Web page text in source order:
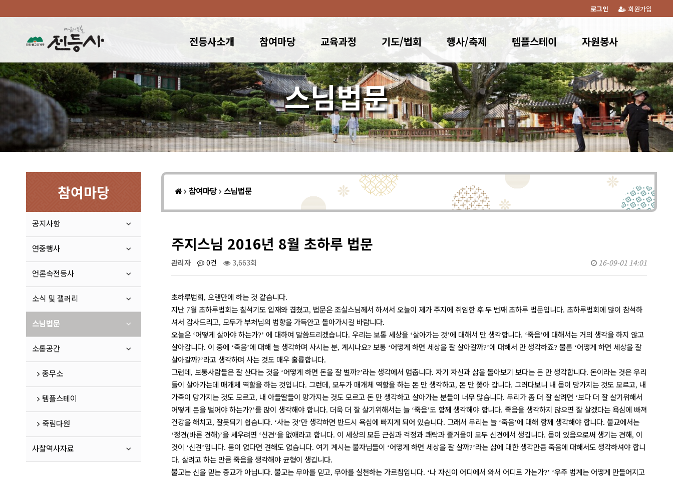
회원가입
로그인
전등사소개 참여마당 교육과정 기도/법회 행사/축제 템플스테이 자원봉사
스님법문
참여마당
공지사항
연중행사
언론속전등사
소식 및 갤러리
스님법문
소통공간
종무소
템플스테이
죽림다원
사찰역사자료
참여마당 스님법문
주지스님 2016년 8월 초하루 법문
관리자 0건 3,663회 16-09-01 14:01
초하루법회, 오랜만에 하는 것 같습니다.
지난 7월 초하루법회는 칠석기도 입재와 겹쳤고, 법문은 조실스님께서 하셔서 오늘이 제가 주지에 취임한 후 두 번째 초하루 법문입니다. 초하루법회에 많이 참석하
셔서 감사드리고, 모두가 부처님의 법향을 가득안고 돌아가시길 바랍니다.
오늘은 ‘어떻게 살아야 하는가?’ 에 대하여 말씀드리겠습니다. 우리는 보통 세상을 ‘살아가는 것’에 대해서 만 생각합니다. ‘죽음’에 대해서는 거의 생각을 하지 않고
살아갑니다. 이 중에 ‘죽음’에 대해 늘 생각하며 사시는 분, 계시나요? 보통 ‘어떻게 하면 세상을 잘 살아갈까?’에 대해서 만 생각하죠? 물론 ‘어떻게 하면 세상을 잘
살아갈까?’라고 생각하며 사는 것도 매우 훌륭합니다.
그런데, 보통사람들은 잘 산다는 것을 ‘어떻게 하면 돈을 잘 벌까?’라는 생각에서 멈춥니다. 자기 자신과 삶을 돌아보기 보다는 돈 만 생각합니다. 돈이라는 것은 우리
들이 살아가는데 매개체 역할을 하는 것입니다. 그런데, 모두가 매개체 역할을 하는 돈 만 생각하고, 돈 만 쫒아 갑니다. 그러다보니 내 몸이 망가지는 것도 모르고, 내
가족이 망가지는 것도 모르고, 내 아들딸들이 망가지는 것도 모르고 돈 만 생각하고 살아가는 분들이 너무 많습니다. 우리가 좀 더 잘 살려면 ‘보다 더 잘 살기위해서
어떻게 돈을 벌어야 하는가?’를 많이 생각해야 합니다. 더욱 더 잘 살기위해서는 늘 ‘죽음’도 함께 생각해야 합니다. 죽음을 생각하지 않으면 잘 살겠다는 욕심에 빠져
건강을 해치고, 잘못되기 쉽습니다. ‘사는 것’만 생각하면 반드시 욕심에 빠지게 되어 있습니다. 그래서 우리는 늘 ‘죽음’에 대해 함께 생각해야 합니다. 불교에서는
‘정견(바른 견해)’을 세우려면 ‘신견‘을 없애라고 합니다. 이 세상의 모든 근심과 걱정과 쾌락과 즐거움이 모두 신견에서 생깁니다. 몸이 있음으로써 생기는 견해, 이
것이 ‘신견’입니다. 몸이 없다면 견해도 없습니다. 여기 계시는 불자님들이 ‘어떻게 하면 세상을 잘 살까?’라는 삶에 대한 생각만큼 죽음에 대해서도 생각하셔야 합니
다. 살려고 하는 만큼 죽음을 생각해야 균형이 생깁니다.
불교는 신을 믿는 종교가 아닙니다. 불교는 무아를 믿고, 무아를 실천하는 가르침입니다. ‘나 자신이 어디에서 와서 어디로 가는가?’ ‘우주 법계는 어떻게 만들어지고